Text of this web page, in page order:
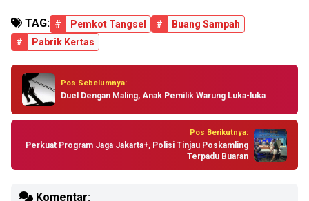
TAG: # Pemkot Tangsel #
Buang Sampah
#
Pabrik Kertas
Pos Sebelumnya:
Duel Dengan Maling, Anak Pemilik Warung Luka-luka
Pos Berikutnya:
Perkuat Program Jaga Jakarta+, Polisi Tinjau Poskamling
Terpadu Buaran
Komentar: